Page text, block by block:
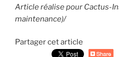
Article réalise pour Cactus-
maintenance)/
Partager cet article